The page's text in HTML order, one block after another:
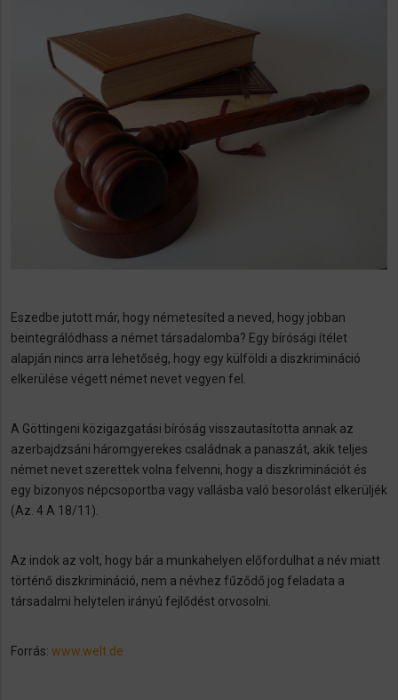
Eszedbe jutott már, hogy németesíted a neved, hogy jobban
beintegrálódhass a német társadalomba? Egy bírósági ítélet
alapján nincs arra lehetőség, hogy egy külföldi a diszkrimináció
elkerülése végett német nevet vegyen fel.
A Göttingeni közigazgatási bíróság visszautasította annak az
azerbajdzsáni háromgyerekes családnak a panaszát, akik teljes
német nevet szerettek volna felvenni, hogy a diszkriminációt és
egy bizonyos népcsoportba vagy vallásba való besorolást elkerüljék
(Az. 4 A 18/11).
Az indok az volt, hogy bár a munkahelyen előfordulhat a név miatt
történő diszkrimináció, nem a névhez fűződő jog feladata a
társadalmi helytelen irányú fejlődést orvosolni.
Forrás: www.welt.de